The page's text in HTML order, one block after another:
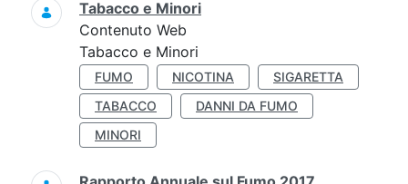
Tabacco e Minori
Contenuto Web
Tabacco e Minori
FUMO NICOTINA
SIGARETTA
TABACCO
DANNI DA FUMO
MINORI